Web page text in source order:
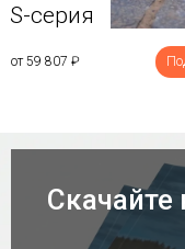
S-серия
от 59 807 ₽
Скачайте